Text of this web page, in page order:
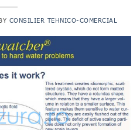
CONSILIER TEHNICO-COMERCIAL